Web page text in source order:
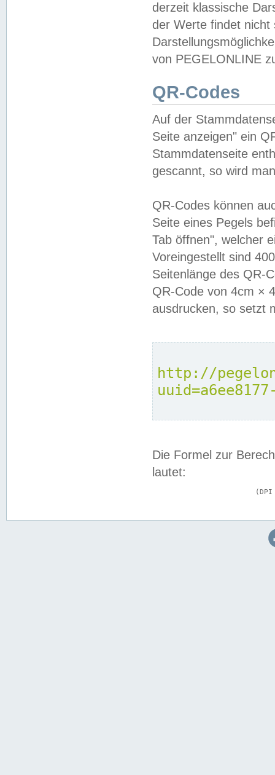
derzeit klassische
der Werte findet
von PEGELONLINE
QR-Codes
Auf der
Seite anzeigen" ein
Stammdatenseite
gescannt, so wird
QR-Codes können
Seite eines Pegels
Tab öffnen", welcher
Voreingestellt sind
Seitenlänge des QR-
QR-Code von 4cm ×
ausdrucken, so setzt
http://
Die Formel zur
lautet: